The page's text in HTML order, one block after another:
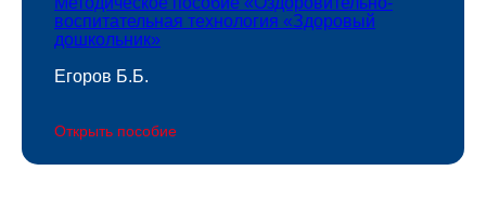
воспитательная технология «Здоровый
дошкольник»
Егоров Б.Б.
Открыть пособие